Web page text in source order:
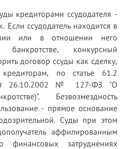
кредиторами ссудодателя -
Если ссудодатель находится в
или в отношении него
конкурсный
договор ссуды как сделку,
по статье 61.2
26.10.2002 № 127-ФЗ "О
Безвозмездность
- прямое основание
Суды при этом
аффилированным
затруднениях